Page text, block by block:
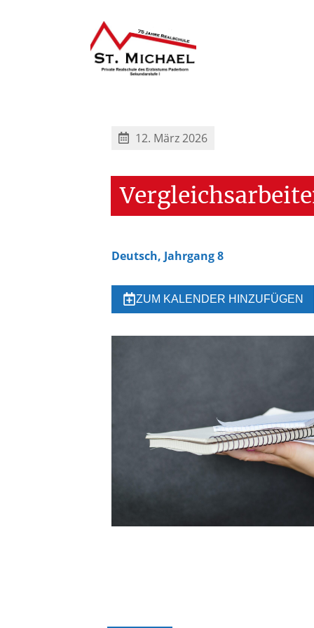
12. März 2026
Deutsch, Jahrgang 8
ZUM KALENDER HINZUFÜGEN